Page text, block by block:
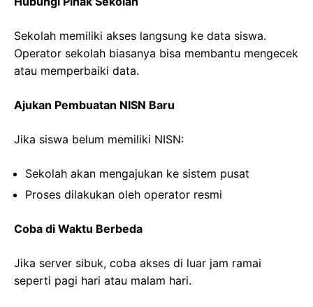
Sekolah memiliki akses langsung ke data siswa.
Operator sekolah biasanya bisa membantu mengecek
atau memperbaiki data.
Ajukan Pembuatan NISN Baru
Jika siswa belum memiliki NISN:
Sekolah akan mengajukan ke sistem pusat
Proses dilakukan oleh operator resmi
Coba di Waktu Berbeda
Jika server sibuk, coba akses di luar jam ramai
seperti pagi hari atau malam hari.